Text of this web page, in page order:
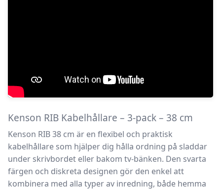
Kenson RIB Kabelhållare – 3-pack – 38 cm
Kenson RIB 38 cm är en flexibel och praktisk
kabelhållare som hjälper dig hålla ordning på sladdar
under skrivbordet eller bakom tv-bänken. Den svarta
färgen och diskreta designen gör den enkel att
kombinera med alla typer av inredning, både hemma